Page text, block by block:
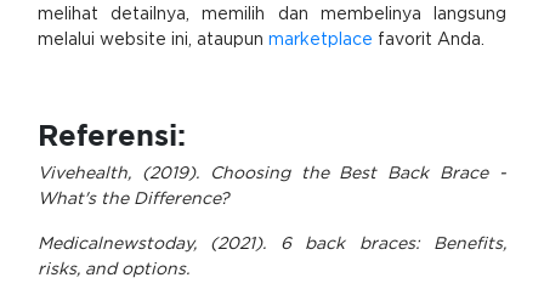
melihat detailnya, memilih dan membelinya langsung
melalui website ini, ataupun marketplace favorit Anda.
Referensi:
Vivehealth, (2019). Choosing the Best Back Brace -
What's the Difference?
Medicalnewstoday, (2021). 6 back braces: Benefits,
risks, and options.